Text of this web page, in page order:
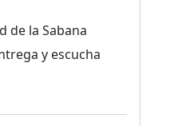
de la Sabana
y escucha